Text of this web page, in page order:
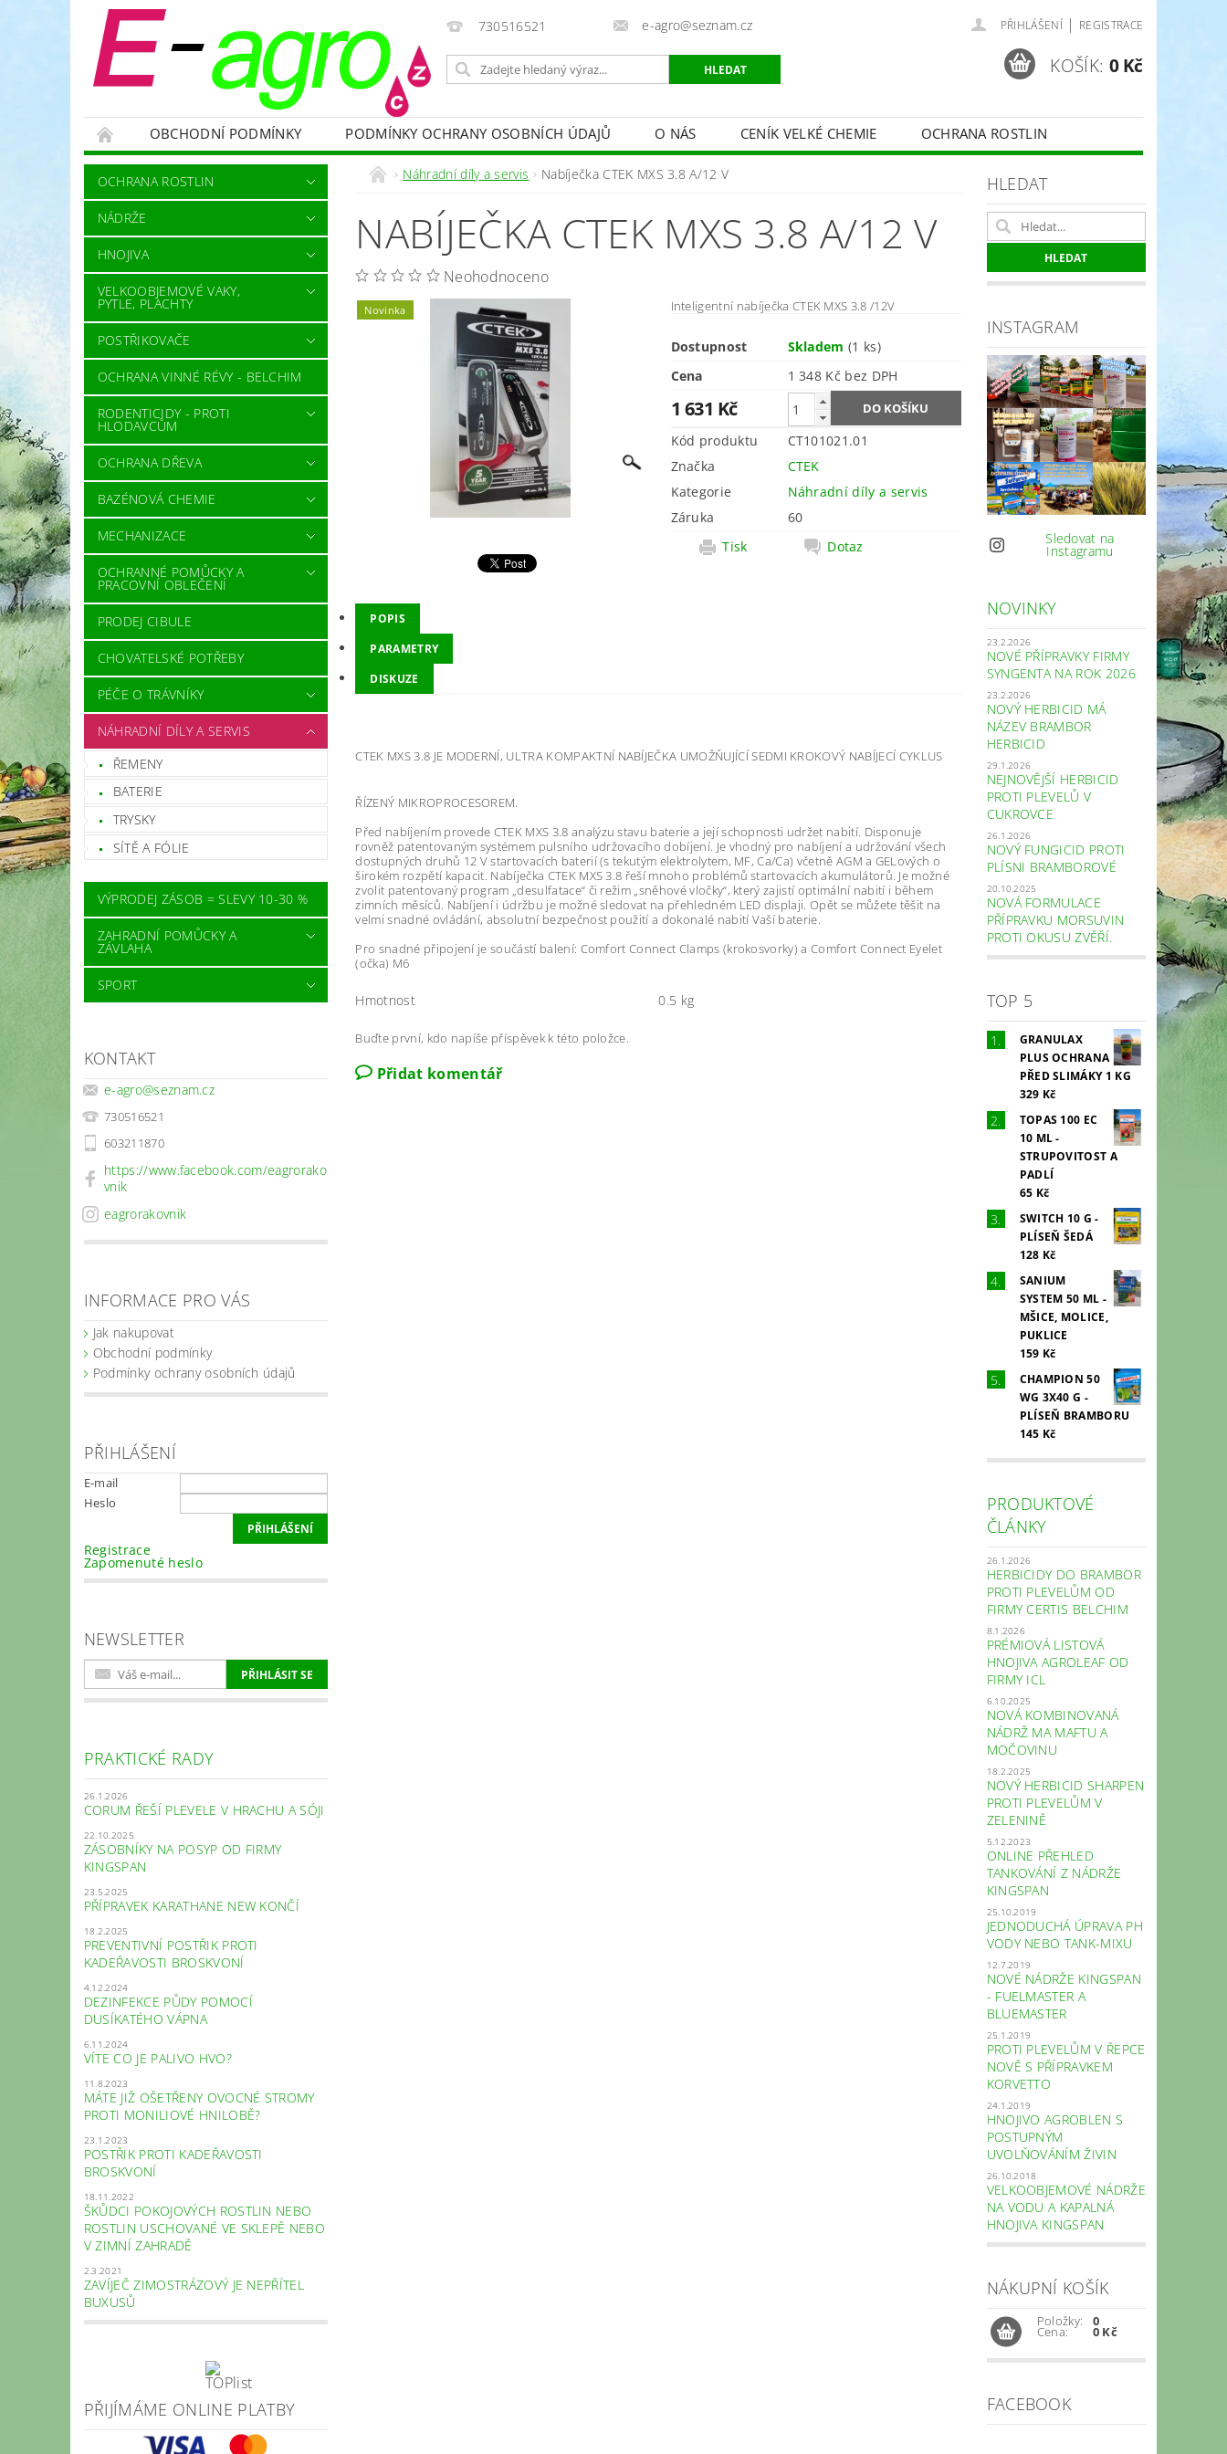
730516521 e-agro@seznam.cz PŘIHLÁŠENÍ | REGISTRACE
KOŠÍK: 0 Kč
OBCHODNÍ PODMÍNKY PODMÍNKY OCHRANY OSOBNÍCH ÚDAJŮ O NÁS CENÍK VELKÉ CHEMIE
OCHRANA ROSTLIN
NÁDRŽE
HNOJIVA VELKOOBJEMOVÉ VAKY, PYTLE, PLACHTY POSTŘIKOVAČE
RODENTICIDY - PROTI HLODAVCŮM
OCHRANNÉ POMŮCKY A PRACOVNÍ OBLEČENÍ
PRODEJ CIBULE CHOVATELSKÉ POTŘEBY
PÉČE O TRÁVNÍKY
NÁHRADNÍ DÍLY A SERVIS
VÝPRODEJ ZÁSOB = SLEVY 10-30 %
OCHRANA ROSTLIN
NÁDRŽE
HNOJIVA
VELKOOBJEMOVÉ VAKY,
PYTLE, PLACHTY
POSTŘIKOVAČE
OCHRANA VINNÉ RÉVY - BELCHIM
RODENTICIDY - PROTI
HLODAVCŮM
OCHRANA DŘEVA
BAZÉNOVÁ CHEMIE
MECHANIZACE
OCHRANNÉ POMŮCKY A
PRACOVNÍ OBLEČENÍ
PRODEJ CIBULE
CHOVATELSKÉ POTŘEBY
PÉČE O TRÁVNÍKY
NÁHRADNÍ DÍLY A SERVIS
ŘEMENY
BATERIE
TRYSKY
SÍTĚ A FÓLIE
VÝPRODEJ ZÁSOB = SLEVY 10-30 %
ZAHRADNÍ POMŮCKY A
ZÁVLAHA
SPORT
KONTAKT
e-agro@seznam.cz
730516521
603211870
https://www.facebook.com/eagrorako
vnik
eagrorakovnik
INFORMACE PRO VÁS
Jak nakupovat
Obchodní podmínky
Podmínky ochrany osobních údajů
PŘIHLÁŠENÍ
E-mail
Heslo
Registrace
Zapomenuté heslo
NEWSLETTER
PRAKTICKÉ RADY
26.1.2026
CORUM ŘEŠÍ PLEVELE V HRACHU A SÓJI
22.10.2025
ZÁSOBNÍKY NA POSYP OD FIRMY
KINGSPAN
23.5.2025
PŘÍPRAVEK KARATHANE NEW KONČÍ
18.2.2025
PREVENTIVNÍ POSTŘIK PROTI
KADEŘAVOSTI BROSKVONÍ
4.12.2024
DEZINFEKCE PŮDY POMOCÍ
DUSÍKATÉHO VÁPNA
6.11.2024
VÍTE CO JE PALIVO HVO?
11.8.2023
MÁTE JIŽ OŠETŘENY OVOCNÉ STROMY
PROTI MONILIOVÉ HNILOBĚ?
23.1.2023
POSTŘIK PROTI KADEŘAVOSTI
BROSKVONÍ
18.11.2022
ŠKŮDCI POKOJOVÝCH ROSTLIN NEBO
ROSTLIN USCHOVANÉ VE SKLEPĚ NEBO
V ZIMNÍ ZAHRADĚ
2.3.2021
ZAVÍJEČ ZIMOSTRÁZOVÝ JE NEPŘÍTEL
BUXUSŮ
PŘIJÍMÁME ONLINE PLATBY
Náhradní díly a servis Nabíječka CTEK MXS 3.8 A/12 V
NABÍJEČKA CTEK MXS 3.8 A/12 V
Neohodnoceno
Novinka Inteligentní nabíječka CTEK MXS 3.8 /12V
Dostupnost Skladem(1 ks)
Cena
1 348 Kč bez DPH
1 631 Kč
Kód produktu
CT101021.01
Značka
CTEK
Kategorie
Náhradní díly a servis
Záruka
60
Tisk
Dotaz
POPIS
PARAMETRY
DISKUZE
CTEK MXS 3.8 JE MODERNÍ, ULTRA KOMPAKTNÍ NABÍJEČKA UMOŽŇUJÍCÍ SEDMI KROKOVÝ NABÍJECÍ CYKLUS
ŘÍZENÝ MIKROPROCESOREM.
Před nabíjením provede CTEK MXS 3.8 analýzu stavu baterie a její schopnosti udržet nabití. Disponuje
rovněž patentovaným systémem pulsního udržovacího dobíjení. Je vhodný pro nabíjení a udržování všech
dostupných druhů 12 V startovacích baterií (s tekutým elektrolytem, MF, Ca/Ca) včetně AGM a GELových o
širokém rozpětí kapacit. Nabíječka CTEK MXS 3.8 řeší mnoho problémů startovacích akumulátorů. Je možné
zvolit patentovaný program „desulfatace“ či režim „sněhové vločky“, který zajistí optimální nabití i během
zimních měsíců. Nabíjení i údržbu je možné sledovat na přehledném LED displaji. Opět se můžete těšit na
velmi snadné ovládání, absolutní bezpečnost použití a dokonalé nabití Vaší baterie.
Pro snadné připojení je součástí balení: Comfort Connect Clamps (krokosvorky) a Comfort Connect Eyelet
(očka) M6
Hmotnost 0.5 kg
Buďte první, kdo napíše příspěvek k této položce.
Přidat komentář
HLEDAT
INSTAGRAM
Sledovat na
Instagramu
NOVINKY
23.2.2026
NOVÉ PŘÍPRAVKY FIRMY
SYNGENTA NA ROK 2026
23.2.2026
NOVÝ HERBICID MÁ
NÁZEV BRAMBOR
HERBICID
29.1.2026
NEJNOVĚJŠÍ HERBICID
PROTI PLEVELŮ V
CUKROVCE
26.1.2026
NOVÝ FUNGICID PROTI
PLÍSNI BRAMBOROVÉ
20.10.2025
NOVÁ FORMULACE
PŘÍPRAVKU MORSUVIN
PROTI OKUSU ZVĚŘÍ.
TOP 5
GRANULAX
PLUS OCHRANA
PŘED SLIMÁKY 1 KG
329 Kč
TOPAS 100 EC
10 ML -
STRUPOVITOST A
PADLÍ
65 Kč
SWITCH 10 G -
PLÍSEŇ ŠEDÁ
128 Kč
SANIUM
SYSTEM 50 ML -
MŠICE, MOLICE,
PUKLICE
159 Kč
CHAMPION 50
WG 3X40 G -
PLÍSEŇ BRAMBORU
145 Kč
PRODUKTOVÉ
ČLÁNKY
26.1.2026
HERBICIDY DO BRAMBOR
PROTI PLEVELŮM OD
FIRMY CERTIS BELCHIM
8.1.2026
PRÉMIOVÁ LISTOVÁ
HNOJIVA AGROLEAF OD
FIRMY ICL
6.10.2025
NOVÁ KOMBINOVANÁ
NÁDRŽ MA MAFTU A
MOČOVINU
18.2.2025
NOVÝ HERBICID SHARPEN
PROTI PLEVELŮM V
ZELENINĚ
5.12.2023
ONLINE PŘEHLED
TANKOVÁNÍ Z NÁDRŽE
KINGSPAN
25.10.2019
JEDNODUCHÁ ÚPRAVA PH
VODY NEBO TANK-MIXU
12.7.2019
NOVÉ NÁDRŽE KINGSPAN
- FUELMASTER A
BLUEMASTER
25.1.2019
PROTI PLEVELŮM V ŘEPCE
NOVĚ S PŘÍPRAVKEM
KORVETTO
24.1.2019
HNOJIVO AGROBLEN S
POSTUPNÝM
UVOLŇOVÁNÍM ŽIVIN
26.10.2018
VELKOOBJEMOVÉ NÁDRŽE
NA VODU A KAPALNÁ
HNOJIVA KINGSPAN
NÁKUPNÍ KOŠÍK
Položky:
Cena:
0
0 Kč
FACEBOOK